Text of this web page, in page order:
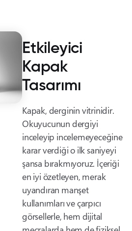
Etkileyici
Kapak
Tasarımı
Kapak, derginin vitrinidir.
Okuyucunun dergiyi
inceleyip incelemeyeceğine
karar verdiği o ilk saniyeyi
şansa bırakmıyoruz. İçeriği
en iyi özetleyen, merak
uyandıran manşet
kullanımları ve çarpıcı
görsellerle, hem dijital